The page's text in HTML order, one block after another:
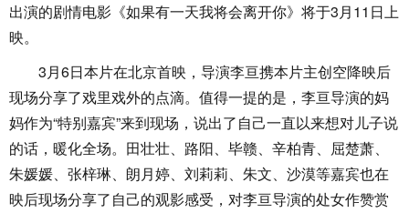
出演的剧情电影《如果有一天我将会离开你》将于3月11日上
映。
3月6日本片在北京首映，导演李亘携本片主创空降映后
现场分享了戏里戏外的点滴。值得一提的是，李亘导演的妈
妈作为“特别嘉宾”来到现场，说出了自己一直以来想对儿子说
的话，暖化全场。田壮壮、路阳、毕赣、辛柏青、屈楚萧、
朱媛媛、张梓琳、朗月婷、刘莉莉、朱文、沙漠等嘉宾也在
映后现场分享了自己的观影感受，对李亘导演的处女作赞赏